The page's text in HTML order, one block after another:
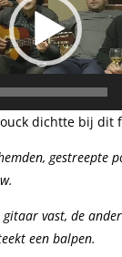
dichtte bij dit
gestreepte
vast, de
een balpen.